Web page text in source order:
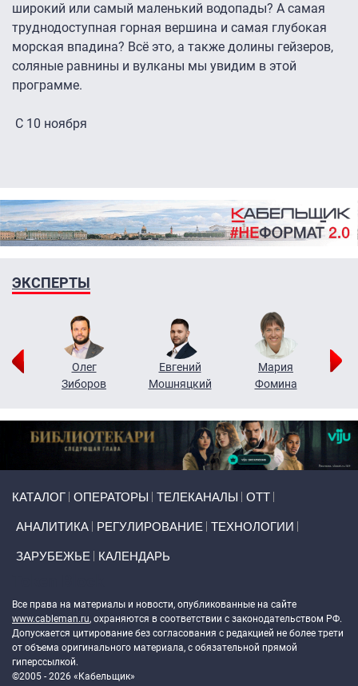
широкий или самый маленький водопады? А самая
труднодоступная горная вершина и самая глубокая
морская впадина? Всё это, а также долины гейзеров,
соляные равнины и вулканы мы увидим в этой
программе.
С 10 ноября
ЭКСПЕРТЫ
Олег
Зиборов
Евгений
Мошняцкий
Мария
Фомина
КАТАЛОГ ОПЕРАТОРЫ ТЕЛЕКАНАЛЫ ОТТ
АНАЛИТИКА РЕГУЛИРОВАНИЕ ТЕХНОЛОГИИ
ЗАРУБЕЖЬЕ КАЛЕНДАРЬ
Все права на материалы и новости, опубликованные на сайте
www.cableman.ru, охраняются в соответствии с законодательством РФ.
Допускается цитирование без согласования с редакцией не более трети
от объема оригинального материала, с обязательной прямой
гиперссылкой.
©2005 - 2026 «Кабельщик»